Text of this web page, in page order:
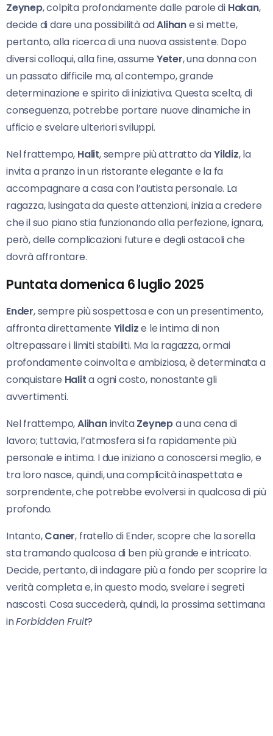
Zeynep, colpita profondamente dalle parole di Hakan,
decide di dare una possibilità adAlihane si mette,
pertanto, alla ricerca di una nuova assistente. Dopo
diversi colloqui, alla fine, assume Yeter, una donna con
un passato difficile ma, al contempo, grande
determinazione e spirito di iniziativa. Questa scelta, di
conseguenza, potrebbe portare nuove dinamiche in
ufficio e svelare ulteriori sviluppi.
Nel frattempo, Halit, sempre più attratto daYildiz, la
invita a pranzo in un ristorante elegante e la fa
accompagnare a casa con l’autista personale. La
ragazza, lusingata da queste attenzioni, inizia a credere
che il suo piano stia funzionando alla perfezione, ignara,
però, delle complicazioni future e degli ostacoli che
dovrà affrontare.
Puntata domenica 6 luglio 2025
Ender, sempre più sospettosa e con un presentimento,
affronta direttamente Yildize le intima di non
oltrepassare i limiti stabiliti. Ma la ragazza, ormai
profondamente coinvolta e ambiziosa, è determinata a
conquistare Halita ogni costo, nonostante gli
avvertimenti.
Nel frattempo,AlihaninvitaZeynepa una cena di
lavoro; tuttavia, l’atmosfera si fa rapidamente più
personale e intima. I due iniziano a conoscersi meglio, e
tra loro nasce, quindi, una complicità inaspettata e
sorprendente, che potrebbe evolversi in qualcosa di più
profondo.
Intanto,Caner, fratello di Ender, scopre che la sorella
sta tramando qualcosa di ben più grande e intricato.
Decide, pertanto, di indagare più a fondo per scoprire la
verità completa e, in questo modo, svelare i segreti
nascosti. Cosa succederà, quindi, la prossima settimana
inForbidden Fruit?